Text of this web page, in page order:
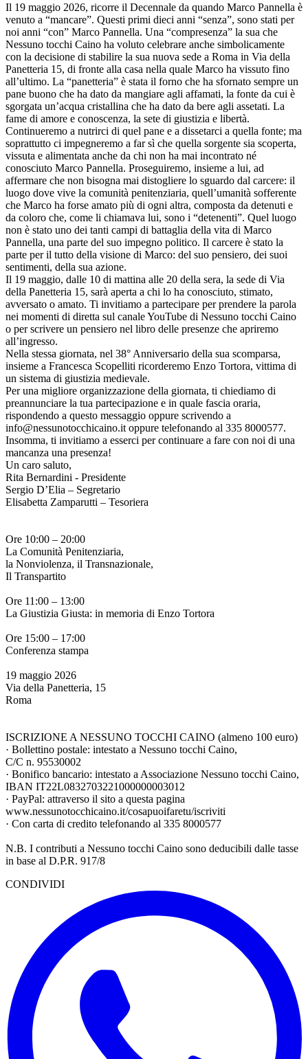
Il 19 maggio 2026, ricorre il Decennale da quando Marco Pannella è
venuto a “mancare”. Questi primi dieci anni “senza”, sono stati per
noi anni “con” Marco Pannella. Una “compresenza” la sua che
Nessuno tocchi Caino ha voluto celebrare anche simbolicamente
con la decisione di stabilire la sua nuova sede a Roma in Via della
Panetteria 15, di fronte alla casa nella quale Marco ha vissuto fino
all’ultimo. La “panetteria” è stata il forno che ha sfornato sempre un
pane buono che ha dato da mangiare agli affamati, la fonte da cui è
sgorgata un’acqua cristallina che ha dato da bere agli assetati. La
fame di amore e conoscenza, la sete di giustizia e libertà.
Continueremo a nutrirci di quel pane e a dissetarci a quella fonte; ma
soprattutto ci impegneremo a far sì che quella sorgente sia scoperta,
vissuta e alimentata anche da chi non ha mai incontrato né
conosciuto Marco Pannella. Proseguiremo, insieme a lui, ad
affermare che non bisogna mai distogliere lo sguardo dal carcere: il
luogo dove vive la comunità penitenziaria, quell’umanità sofferente
che Marco ha forse amato più di ogni altra, composta da detenuti e
da coloro che, come li chiamava lui, sono i “detenenti”. Quel luogo
non è stato uno dei tanti campi di battaglia della vita di Marco
Pannella, una parte del suo impegno politico. Il carcere è stato la
parte per il tutto della visione di Marco: del suo pensiero, dei suoi
sentimenti, della sua azione.
Il 19 maggio, dalle 10 di mattina alle 20 della sera, la sede di Via
della Panetteria 15, sarà aperta a chi lo ha conosciuto, stimato,
avversato o amato. Ti invitiamo a partecipare per prendere la parola
nei momenti di diretta sul canale YouTube di Nessuno tocchi Caino
o per scrivere un pensiero nel libro delle presenze che apriremo
all’ingresso.
Nella stessa giornata, nel 38° Anniversario della sua scomparsa,
insieme a Francesca Scopelliti ricorderemo Enzo Tortora, vittima di
un sistema di giustizia medievale.
Per una migliore organizzazione della giornata, ti chiediamo di
preannunciare la tua partecipazione e in quale fascia oraria,
rispondendo a questo messaggio oppure scrivendo a
info@nessunotocchicaino.it oppure telefonando al 335 8000577.
Insomma, ti invitiamo a esserci per continuare a fare con noi di una
mancanza una presenza!
Un caro saluto,
Rita Bernardini - Presidente
Sergio D’Elia – Segretario
Elisabetta Zamparutti – Tesoriera
Ore 10:00 – 20:00
La Comunità Penitenziaria,
la Nonviolenza, il Transnazionale,
Il Transpartito
Ore 11:00 – 13:00
La Giustizia Giusta: in memoria di Enzo Tortora
Ore 15:00 – 17:00
Conferenza stampa
19 maggio 2026
Via della Panetteria, 15
Roma
ISCRIZIONE A NESSUNO TOCCHI CAINO (almeno 100 euro)
· Bollettino postale: intestato a Nessuno tocchi Caino,
C/C n. 95530002
· Bonifico bancario: intestato a Associazione Nessuno tocchi Caino,
IBAN IT22L0832703221000000003012
· PayPal: attraverso il sito a questa pagina
www.nessunotocchicaino.it/cosapuoifaretu/iscriviti
· Con carta di credito telefonando al 335 8000577
N.B. I contributi a Nessuno tocchi Caino sono deducibili dalle tasse
in base al D.P.R. 917/8
CONDIVIDI